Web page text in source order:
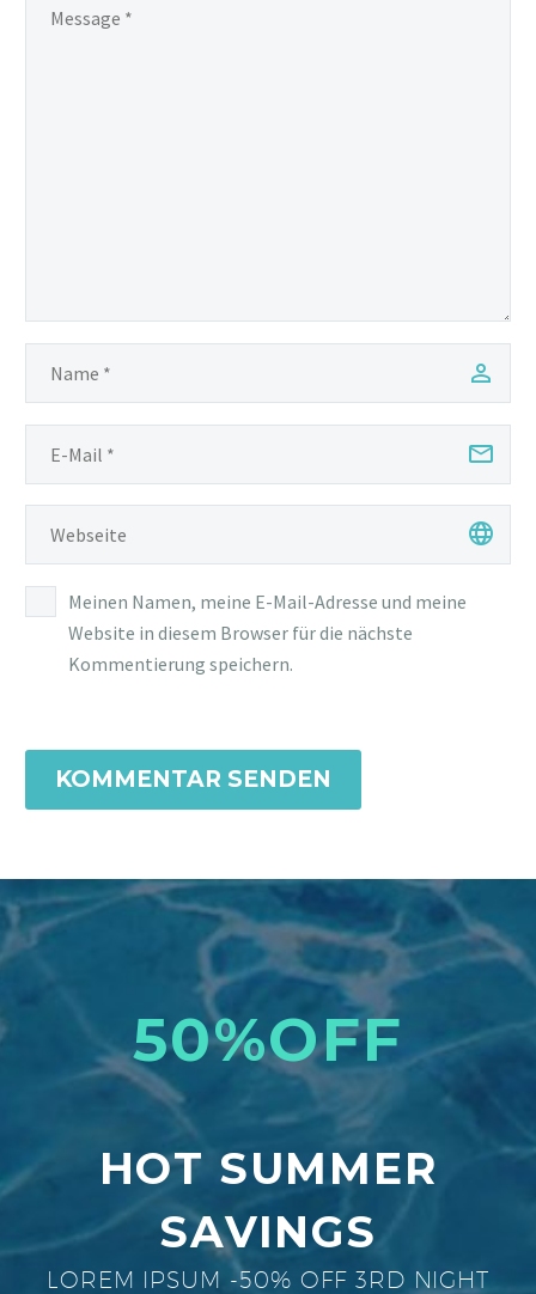
Meinen Namen, meine E-Mail-Adresse und meine
Website in diesem Browser für die nächste
Kommentierung speichern.
KOMMENTAR SENDEN
50%OFF
HOT SUMMER
SAVINGS
LOREM IPSUM -50% OFF 3RD NIGHT